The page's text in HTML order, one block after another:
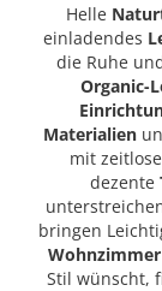
Helle
einladendes
die Ruhe
Organic-
Materialien
mit
dezente
bringen
Wohnzimmer
Stil wünscht,